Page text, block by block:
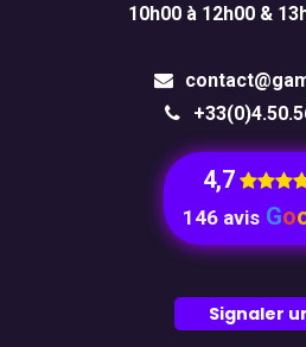
10h00 à 12h00 &
4,7
146 avis Go
Signaler